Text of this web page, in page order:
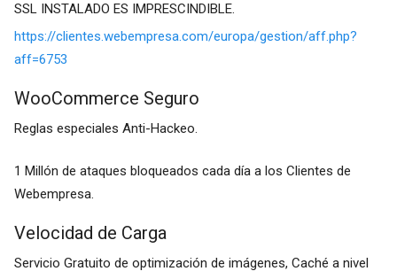
SSL INSTALADO ES IMPRESCINDIBLE.
https://clientes.webempresa.com/europa/gestion/aff.php?
aff=6753
WooCommerce Seguro
Reglas especiales Anti-Hackeo.
1 Millón de ataques bloqueados cada día a los Clientes de
Webempresa.
Velocidad de Carga
Servicio Gratuito de optimización de imágenes, Caché a nivel